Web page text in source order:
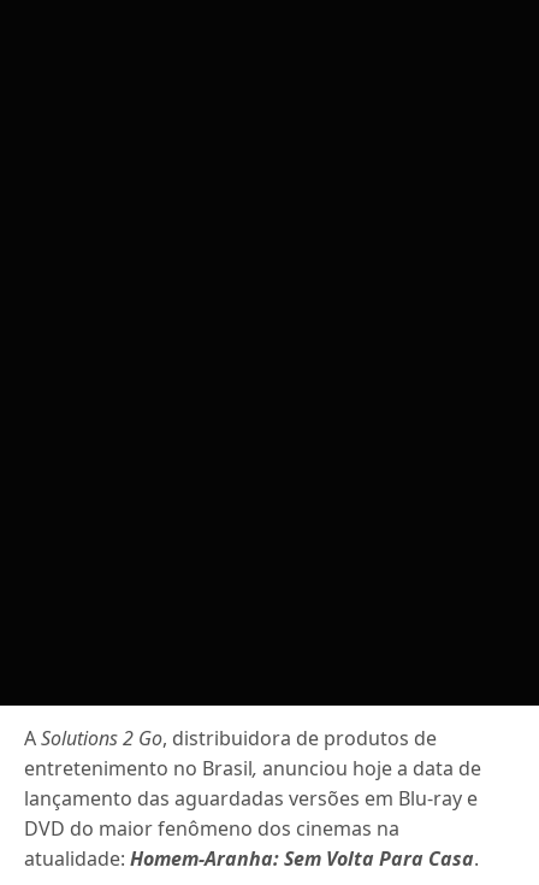
ASolutions 2 Go, distribuidora de produtos de
entretenimento no Brasil,anunciou hoje a data de
lançamento das aguardadas versões em Blu-ray e
DVD do maior fenômeno dos cinemas na
atualidade:Homem-Aranha: Sem Volta Para Casa.